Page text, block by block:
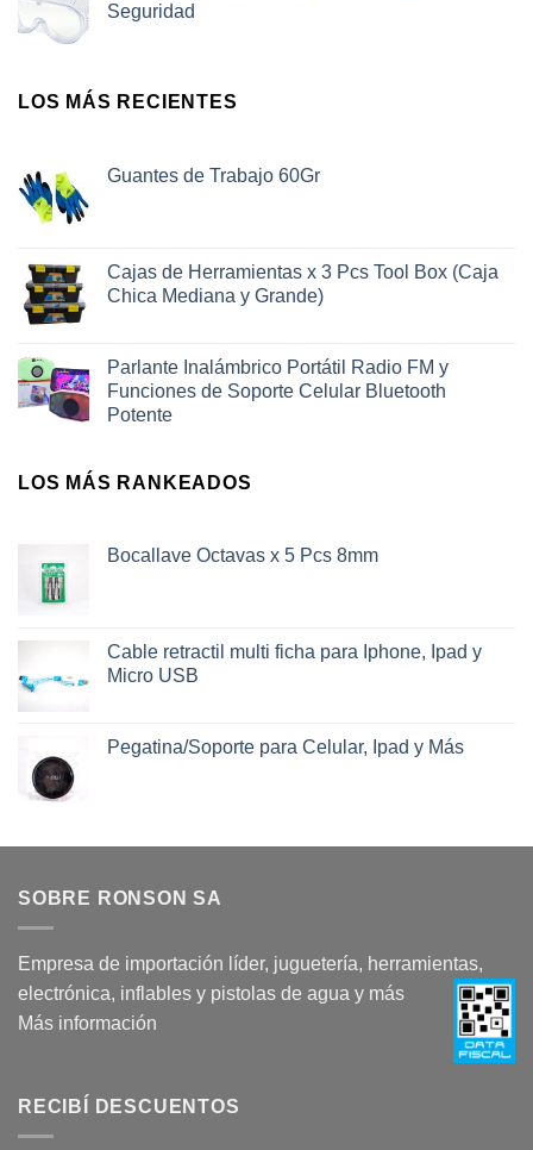
Seguridad
LOS MÁS RECIENTES
Guantes de Trabajo 60Gr
Cajas de Herramientas x 3 Pcs Tool Box (Caja
Chica Mediana y Grande)
Parlante Inalámbrico Portátil Radio FM y
Funciones de Soporte Celular Bluetooth
Potente
LOS MÁS RANKEADOS
Bocallave Octavas x 5 Pcs 8mm
Cable retractil multi ficha para Iphone, Ipad y
Micro USB
Pegatina/Soporte para Celular, Ipad y Más
SOBRE RONSON SA
Empresa de importación líder, juguetería, herramientas,
electrónica, inflables y pistolas de agua y más
Más información
RECIBÍ DESCUENTOS